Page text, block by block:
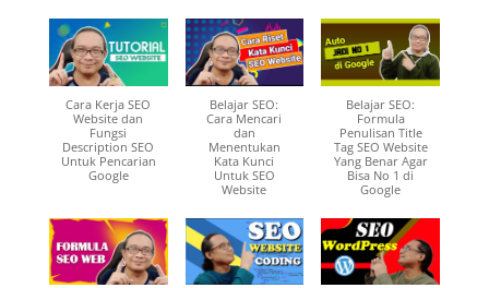
Cara Kerja SEO
Website dan
Fungsi
Description SEO
Untuk Pencarian
Google
Belajar SEO:
Cara Mencari
dan
Menentukan
Kata Kunci
Untuk SEO
Website
Belajar SEO:
Formula
Penulisan Title
Tag SEO Website
Yang Benar Agar
Bisa No 1 di
Google